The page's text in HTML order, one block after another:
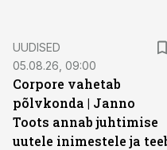
UUDISED
05.08.26, 09:00
Corpore vahetab
põlvkonda | Janno
Toots annab juhtimise
uutele inimestele ja